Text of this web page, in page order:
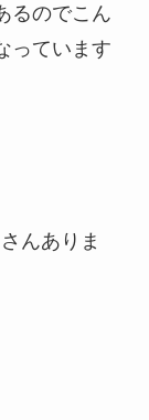
るのでこん
っています
んありま